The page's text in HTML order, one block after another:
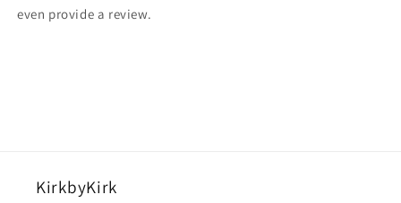
even provide a review.
KirkbyKirk